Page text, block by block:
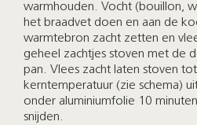
warmhouden. Vocht (bouillon,
het braadvet doen en aan de
warmtebron zacht zetten en
geheel zachtjes stoven met de
pan. Vlees zacht laten stoven
kerntemperatuur (zie schema)
onder aluminiumfolie 10
snijden.